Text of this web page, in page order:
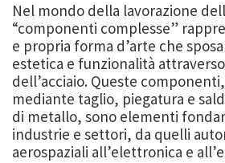
Nel mondo della lavorazione
“componenti complesse”
e propria forma d’arte che
estetica e funzionalità
dell’acciaio. Queste
mediante taglio, piegatura e
di metallo, sono elementi
industrie e settori, da quelli
aerospaziali all’elettronica e